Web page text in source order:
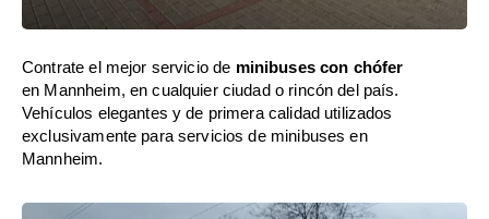
Contrate el mejor servicio de minibuses con chófer
en Mannheim, en cualquier ciudad o rincón del país.
Vehículos elegantes y de primera calidad utilizados
exclusivamente para servicios de minibuses en
Mannheim.